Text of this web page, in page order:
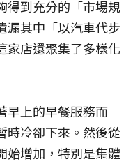
得到充分的「市場規
漏其中「以汽車代步
家店還聚集了多樣化
早上的早餐服務而
時冷卻下來。然後從
始增加，特別是集體